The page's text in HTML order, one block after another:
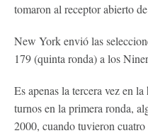
tomaron al receptor abierto
New York envió las
179 (quinta ronda) a los
Es apenas la tercera vez en
turnos en la primera ronda,
2000, cuando tuvieron cuatro